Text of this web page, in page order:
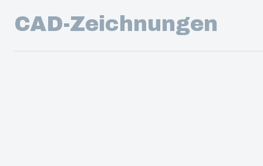
CAD-Zeichnungen